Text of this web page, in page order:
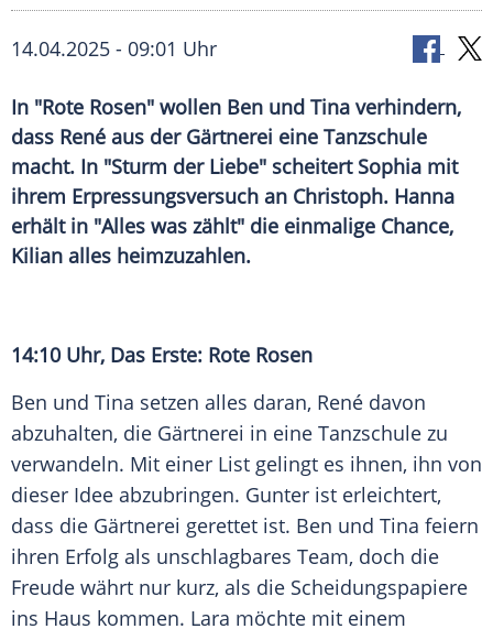
14.04.2025 - 09:01 Uhr
In "Rote Rosen" wollen Ben und Tina verhindern,
dass René aus der Gärtnerei eine Tanzschule
macht. In "Sturm der Liebe" scheitert Sophia mit
ihrem Erpressungsversuch an Christoph. Hanna
erhält in "Alles was zählt" die einmalige Chance,
Kilian alles heimzuzahlen.
14:10 Uhr, Das Erste: Rote Rosen
Ben und Tina setzen alles daran, René davon
abzuhalten, die Gärtnerei in eine Tanzschule zu
verwandeln. Mit einer List gelingt es ihnen, ihn von
dieser Idee abzubringen. Gunter ist erleichtert,
dass die Gärtnerei gerettet ist. Ben und Tina feiern
ihren Erfolg als unschlagbares Team, doch die
Freude währt nur kurz, als die Scheidungspapiere
ins Haus kommen. Lara möchte mit einem